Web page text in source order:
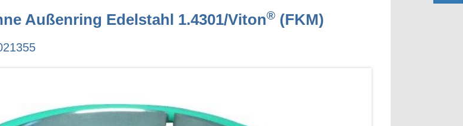
Außenring Edelstahl 1.4301/Viton® (FKM)